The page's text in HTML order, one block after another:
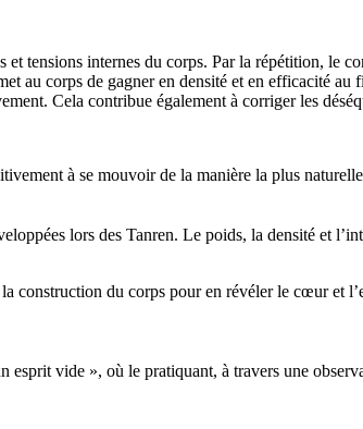
tensions internes du corps. Par la répétition, le
au corps de gagner en densité et en efficacité
Cela contribue également à corriger les
à se mouvoir de la manière la plus
lors des Tanren. Le poids, la densité et
construction du corps pour en révéler le cœur et
vide », où le pratiquant, à travers une